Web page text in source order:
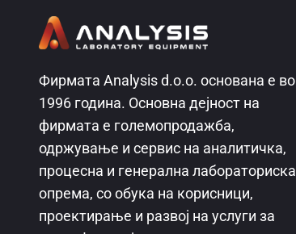
Фирмата Analysis d.o.o. основана е во
1996 година. Основна дејност на
фирмата е големопродажба,
одржување и сервис на аналитичка,
процесна и генерална лабораториска
опрема, со обука на корисници,
проектирање и развој на услуги за